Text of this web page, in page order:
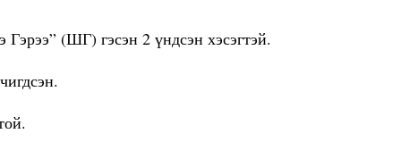
(ШГ) гэсэн 2 үндсэн хэсэгтэй.